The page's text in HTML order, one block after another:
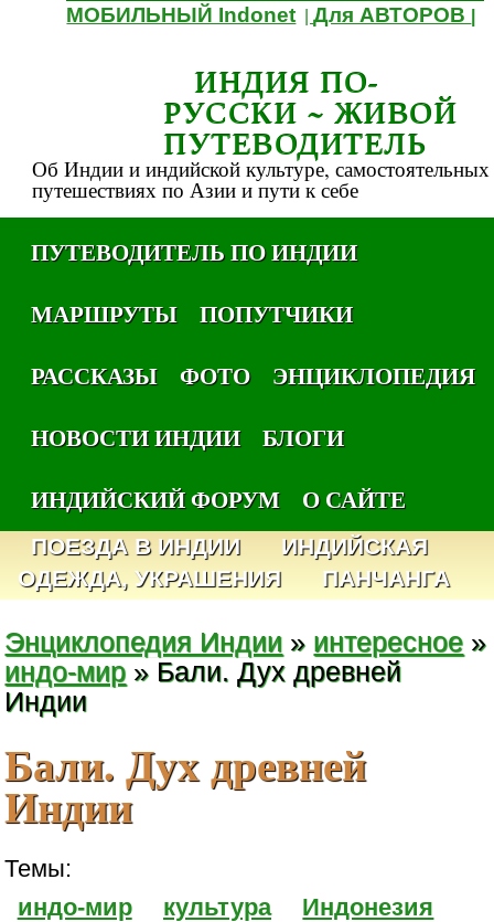
МОБИЛЬНЫЙ Indonet |Для АВТОРОВ
ИНДИЯ ПО-
РУССКИ ~ ЖИВОЙ
ПУТЕВОДИТЕЛЬ
Об Индии и индийской культуре, самостоятельных
путешествиях по Азии и пути к себе
ПУТЕВОДИТЕЛЬ ПО ИНДИИ
МАРШРУТЫ
ПОПУТЧИКИ
РАССКАЗЫ
ФОТО
ЭНЦИКЛОПЕДИЯ
НОВОСТИ ИНДИИ
БЛОГИ
ИНДИЙСКИЙ ФОРУМ
О САЙТЕ
ПОЕЗДА В ИНДИИ
ИНДИЙСКАЯ
ОДЕЖДА, УКРАШЕНИЯ
ПАНЧАНГА
Энциклопедия Индии » интересное »
индо-мир » Бали. Дух древней
Индии
Бали. Дух древней
Индии
Темы:
индо-мир
культура
Индонезия